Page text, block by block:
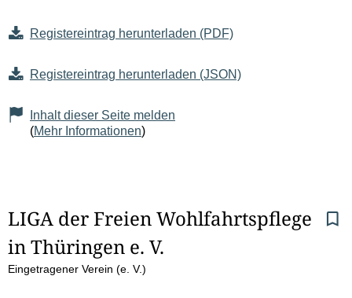
Registereintrag herunterladen (PDF)
Registereintrag herunterladen (JSON)
Inhalt dieser Seite melden
(Mehr Informationen)
S
e
LIGA der Freien Wohlfahrtspflege
in Thüringen e. V.
Eingetragener Verein (e. V.)